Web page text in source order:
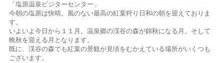
「塩原温泉ビジターセンター」
今朝の塩原は快晴。風のない最高の紅葉狩り日和の朝を迎えておりま
す。
いよいよ今日から１１月。温泉郷の渓谷の森が錦秋になる月。そして
晩秋を迎える月となります。
既に、渓谷の森でも紅葉の景観が見頃をむかえている場所がいくつも
ございます。